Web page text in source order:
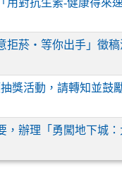
拒菸‧等你出手」徵
獎活動，請轉知並鼓
辦理「勇闖地下城